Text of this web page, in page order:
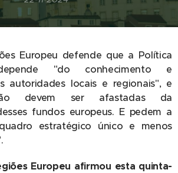
Europeu defende que a Política
"do conhecimento e
autoridades locais e regionais", e
devem ser afastadas da
fundos europeus. E pedem a
estratégico único e menos
Europeu afirmou esta quinta-